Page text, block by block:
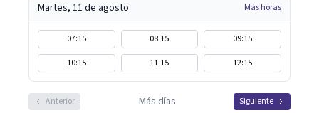
Martes, 11 de agosto Más horas
07:15 08:15
09:15
10:15
11:15 12:15
Anterior Más días Siguiente